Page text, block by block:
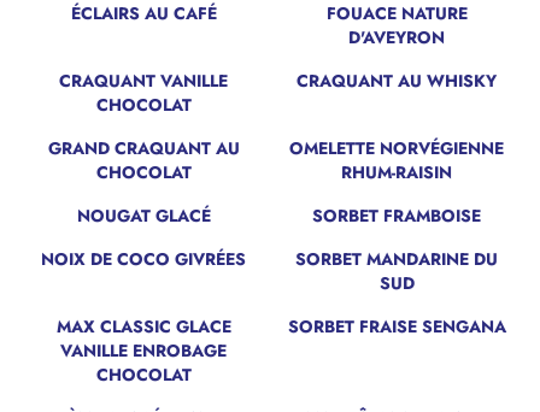
ÉCLAIRS AU CAFÉ
FOUACE NATURE
D'AVEYRON
CRAQUANT VANILLE
CHOCOLAT
CRAQUANT AU WHISKY
GRAND CRAQUANT AU
CHOCOLAT
OMELETTE NORVÉGIENNE
RHUM-RAISIN
NOUGAT GLACÉ
SORBET FRAMBOISE
NOIX DE COCO GIVRÉES
SORBET MANDARINE DU
SUD
MAX CLASSIC GLACE
VANILLE ENROBAGE
CHOCOLAT
SORBET FRAISE SENGANA